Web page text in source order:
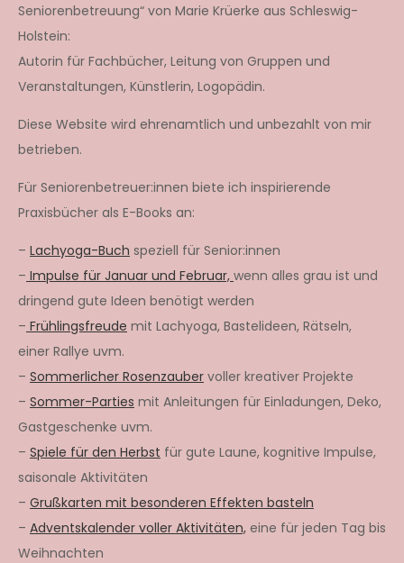
Seniorenbetreuung“ von Marie Krüerke aus Schleswig-
Holstein:
Autorin für Fachbücher, Leitung von Gruppen und
Veranstaltungen, Künstlerin, Logopädin.
Diese Website wird ehrenamtlich und unbezahlt von mir
betrieben.
Für Seniorenbetreuer:innen biete ich inspirierende
Praxisbücher als E-Books an:
– Lachyoga-Buch speziell für Senior:innen
– Impulse für Januar und Februar, wenn alles grau ist und
dringend gute Ideen benötigt werden
– Frühlingsfreude mit Lachyoga, Bastelideen, Rätseln,
einer Rallye uvm.
– Sommerlicher Rosenzauber voller kreativer Projekte
– Sommer-Parties mit Anleitungen für Einladungen, Deko,
Gastgeschenke uvm.
– Spiele für den Herbst für gute Laune, kognitive Impulse,
saisonale Aktivitäten
– Grußkarten mit besonderen Effekten basteln
– Adventskalender voller Aktivitäten, eine für jeden Tag bis
Weihnachten